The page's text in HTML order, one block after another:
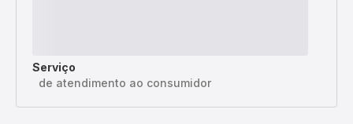
Serviço
de atendimento ao consumidor